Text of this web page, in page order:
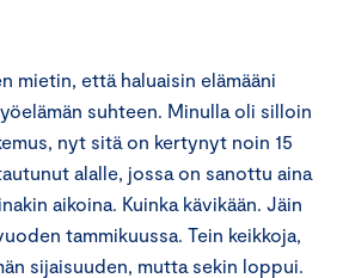
mietin, että haluaisin elämääni
suhteen. Minulla oli silloin
nyt sitä on kertynyt noin 15
alalle, jossa on sanottu aina
aikoina. Kuinka kävikään. Jäin
tammikuussa. Tein keikkoja,
sijaisuuden, mutta sekin loppui.